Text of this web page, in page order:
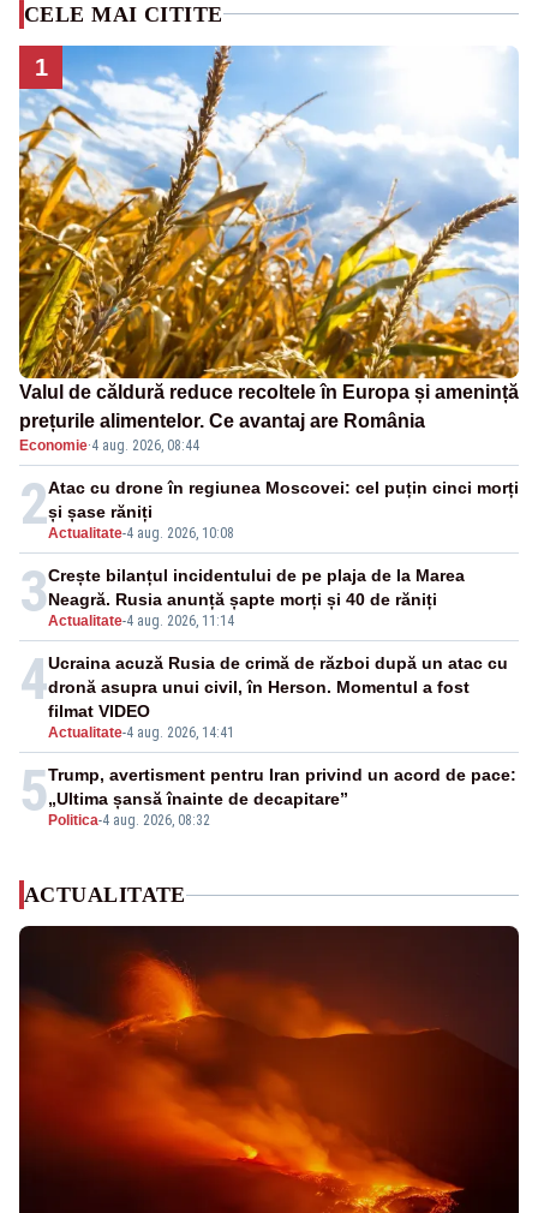
CELE MAI CITITE
1
Valul de căldură reduce recoltele în Europa și amenință
prețurile alimentelor. Ce avantaj are România
Economie·4 aug. 2026, 08:44
2Actualitate-4 aug. 2026, 10:08
Atac cu drone în regiunea Moscovei: cel puțin cinci morți
și șase răniți
3Actualitate-4 aug. 2026, 11:14
Crește bilanțul incidentului de pe plaja de la Marea
Neagră. Rusia anunță șapte morți și 40 de răniți
4
Actualitate-4 aug. 2026, 14:41
Ucraina acuză Rusia de crimă de război după un atac cu
dronă asupra unui civil, în Herson. Momentul a fost
filmat VIDEO
5 Politica-4 aug. 2026, 08:32
Trump, avertisment pentru Iran privind un acord de pace:
„Ultima șansă înainte de decapitare”
ACTUALITATE